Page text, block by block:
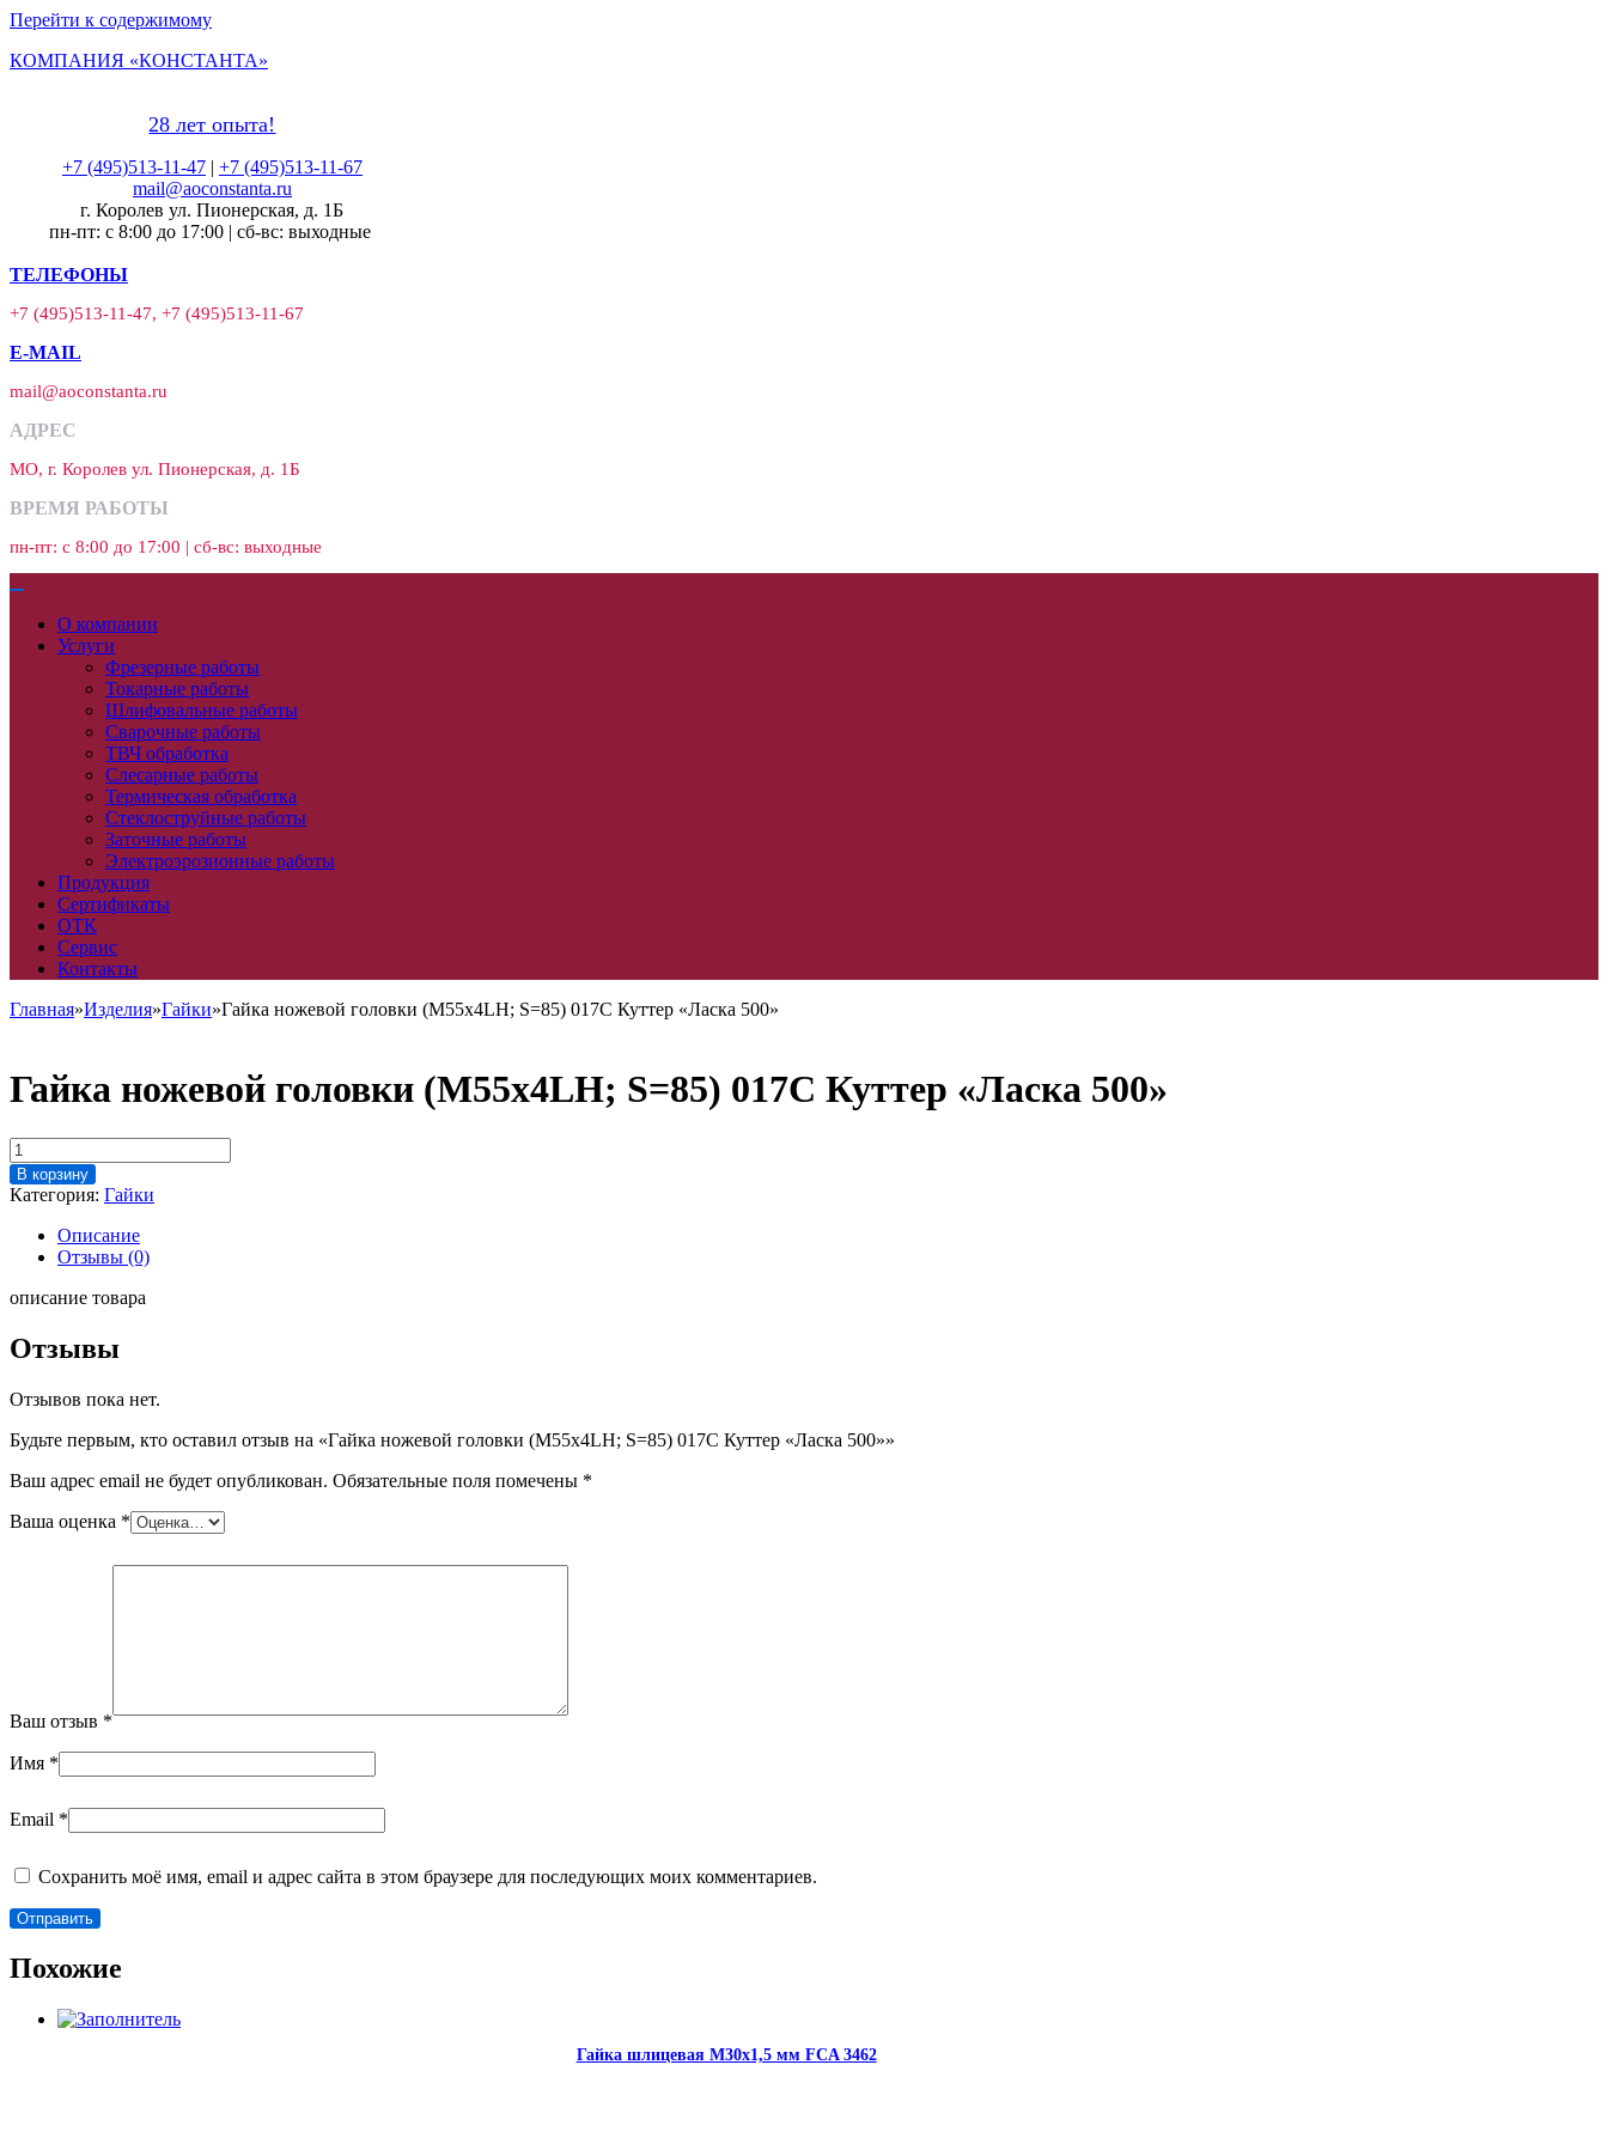
Перейти к содержимому
КОМПАНИЯ «КОНСТАНТА»
28 лет опыта!
+7 (495)513-11-47| +7 (495)513-11-67
mail@aoconstanta.ru
г. Королев ул. Пионерская, д. 1Б
пн-пт: с 8:00 до 17:00 | сб-вс: выходные
ТЕЛЕФОНЫ
+7 (495)513-11-47, +7 (495)513-11-67
E-MAIL
mail@aoconstanta.ru
АДРЕС
МО, г. Королев ул. Пионерская, д. 1Б
ВРЕМЯ РАБОТЫ
пн-пт: с 8:00 до 17:00 | сб-вс: выходные
О компании
Услуги
Фрезерные работы
Токарные работы
Шлифовальные работы
Сварочные работы
ТВЧ обработка
Слесарные работы
Термическая обработка
Стеклоструйные работы
Заточные работы
Электроэрозионные работы
Продукция
Сертификаты
ОТК
Сервис
Контакты
Главная»Изделия»Гайки»Гайка ножевой головки (М55х4LH; S=85) 017С Куттер «Ласка 500»
Гайка ножевой головки (М55х4LH; S=85) 017С Куттер «Ласка 500»
Количество
товара
Гайка
ножевой
головки
(М55х4LH;
017С
"Ласка
500"
В корзину
Категория: Гайки
Описание
Отзывы (0)
описание товара
Отзывы
Отзывов пока нет.
Будьте первым, кто оставил отзыв на «Гайка ножевой головки (М55х4LH; S=85) 017С Куттер «Ласка 500»»
Ваш адрес email не будет опубликован. Обязательные поля помечены *
Ваша оценка *
Ваш отзыв *
Имя *
Email *
Сохранить моё имя, email и адрес сайта в этом браузере для последующих моих комментариев.
Похожие
Гайка шлицевая М30х1,5 мм FCA 3462